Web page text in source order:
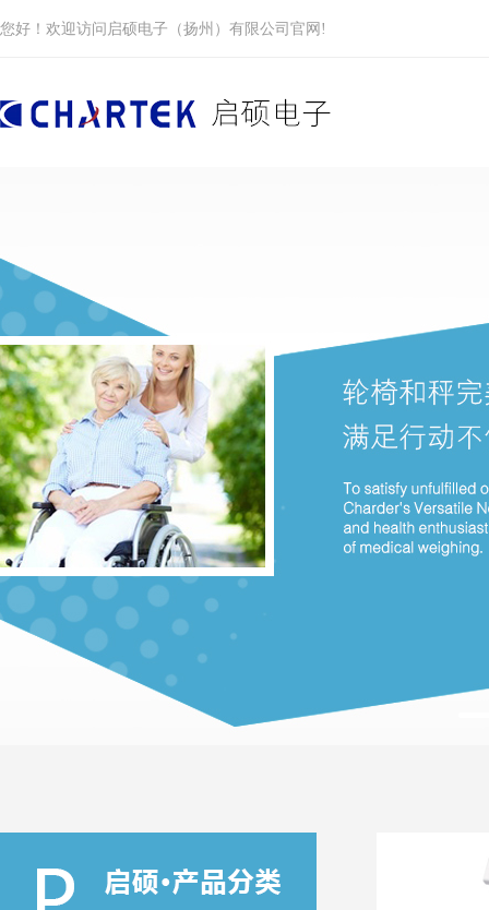
您好！欢迎访问启硕电子（扬州）有限公司官网!